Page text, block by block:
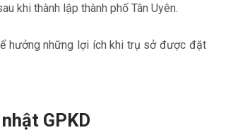
khi thành lập thành phố Tân Uyên.
hưởng những lợi ích khi trụ sở được đặt
GPKD